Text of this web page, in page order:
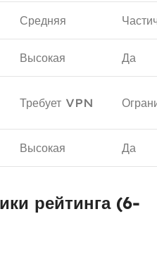
Средняя
Высокая Да
Требует VPN
Высокая Да
рейтинга (6-